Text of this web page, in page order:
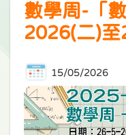
數學周-「
2026(二)
15/05/2026